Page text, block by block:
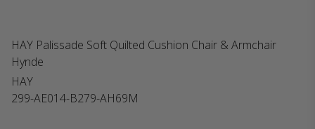
HAY Palissade Soft Quilted Cushion Chair & Armchair
Hynde
HAY
299-AE014-B279-AH69M